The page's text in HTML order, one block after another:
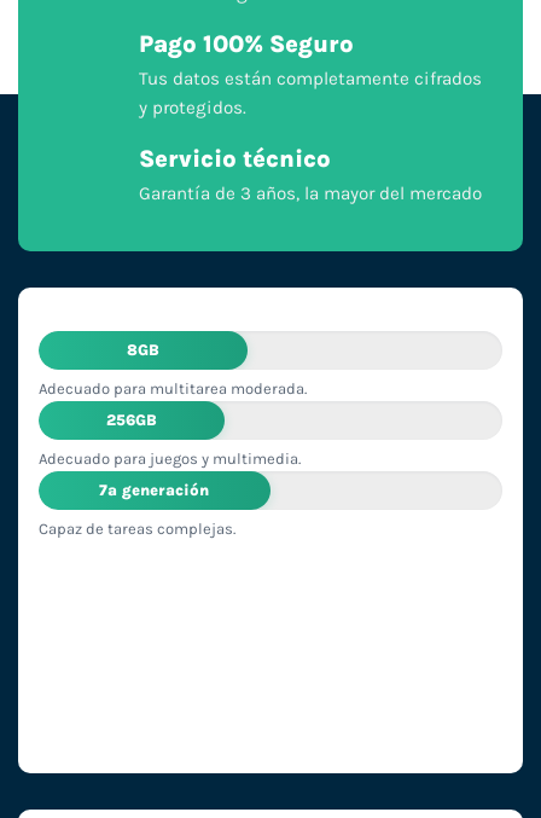
Pago 100% Seguro
Tus datos están completamente cifrados
y protegidos.
Servicio técnico
Garantía de 3 años, la mayor del mercado
8GB
Adecuado para multitarea moderada.
256GB
Adecuado para juegos y multimedia.
7ª generación
Capaz de tareas complejas.